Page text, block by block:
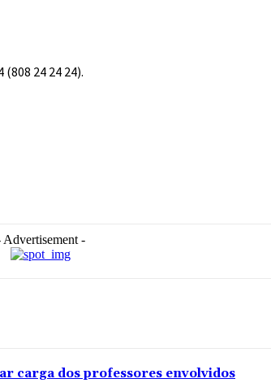
24 24 24).
Advertisement -
carga dos professores envolvidos